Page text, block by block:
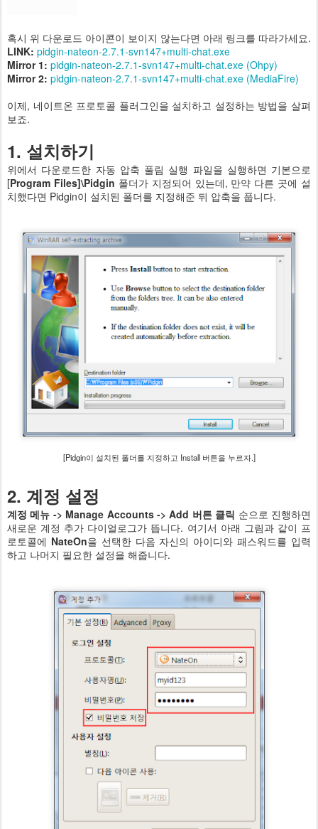
혹시 위 다운로드 아이콘이 보이지 않는다면 아래 링크를 따라가세요.
LINK: pidgin-nateon-2.7.1-svn147+multi-chat.exe
Mirror 1: pidgin-nateon-2.7.1-svn147+multi-chat.exe (Ohpy)
Mirror 2: pidgin-nateon-2.7.1-svn147+multi-chat.exe (MediaFire)
이제, 네이트온 프로토콜 플러그인을 설치하고 설정하는 방법을 살펴
보죠.
1. 설치하기
위에서 다운로드한 자동 압축 풀림 실행 파일을 실행하면 기본으로
[Program Files]\Pidgin 폴더가 지정되어 있는데, 만약 다른 곳에 설
치했다면 Pidgin이 설치된 폴더를 지정해준 뒤 압축을 풉니다.
[Pidgin이 설치된 폴더를 지정하고 Install 버튼을 누르자.]
2. 계정 설정
계정 메뉴 -> Manage Accounts -> Add 버튼 클릭 순으로 진행하면
새로운 계정 추가 다이얼로그가 뜹니다. 여기서 아래 그림과 같이 프
로토콜에 NateOn을 선택한 다음 자신의 아이디와 패스워드를 입력
하고 나머지 필요한 설정을 해줍니다.